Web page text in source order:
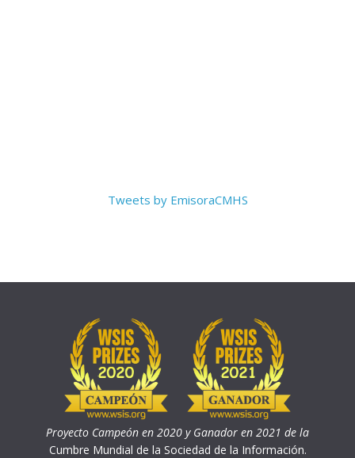
Tweets by EmisoraCMHS
Proyecto Campeón en 2020 y Ganador en 2021 de la
Cumbre Mundial de la Sociedad de la Información.